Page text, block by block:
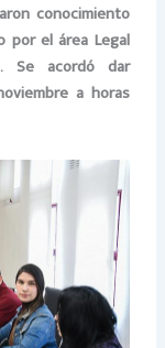
conocimiento
por el área Legal
Se acordó dar
a horas